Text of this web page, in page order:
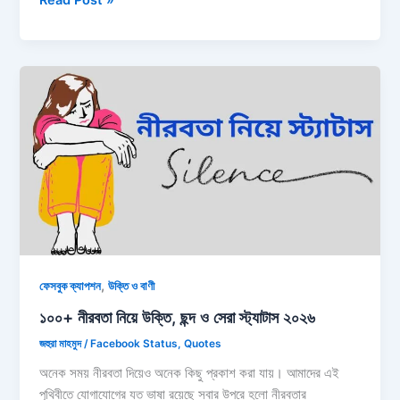
নিয়ে
ক্যাপশন:
ফুল
নিয়ে
রোমান্টিক
ক্যাপশন
২০২৬
ফেসবুক ক্যাপশন,উক্তি ও বাণী
১০০+ নীরবতা নিয়ে উক্তি, ছন্দ ও সেরা স্ট্যাটাস ২০২৬
জহুরা মাহমুদ/ Facebook Status,Quotes
অনেক সময় নীরবতা দিয়েও অনেক কিছু প্রকাশ করা যায়। আমাদের এই
পৃথিবীতে যোগাযোগের যত ভাষা রয়েছে সবার উপরে হলো নীরবতার